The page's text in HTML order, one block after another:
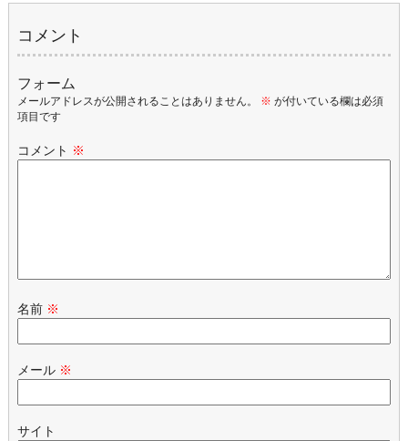
コメント
フォーム
メールアドレスが公開されることはありません。 ※ が付いている欄は必須
項目です
コメント ※
名前 ※
メール ※
サイト